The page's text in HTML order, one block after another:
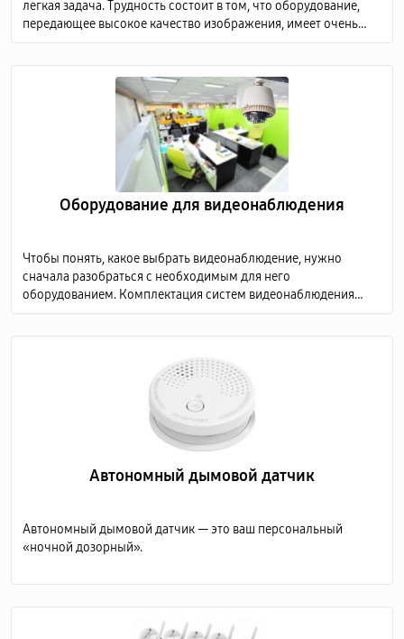
легкая задача. Трудность состоит в том, что оборудование,
передающее высокое качество изображения, имеет очень
высокую стоимость, а дешевые модели не способны
Оборудование для видеонаблюдения
Чтобы понять, какое выбрать видеонаблюдение, нужно
сначала разобраться с необходимым для него
оборудованием. Комплектация систем видеонаблюдения
включает в себя несколько обязательных элементов:
Автономный дымовой датчик
Автономный дымовой датчик — это ваш персональный
«ночной дозорный».